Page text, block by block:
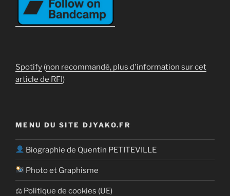
Spotify (non recommandé, plus d'information sur cet
article de RFI)
MENU DU SITE DJYAKO.FR
Biographie de Quentin PETITEVILLE
Photo et Graphisme
⚖ Politique de cookies (UE)